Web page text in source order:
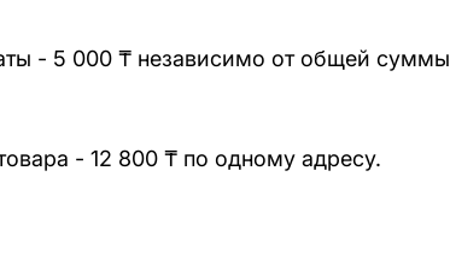
- 5 000 ₸ независимо от общей суммы
- 12 800 ₸ по одному адресу.